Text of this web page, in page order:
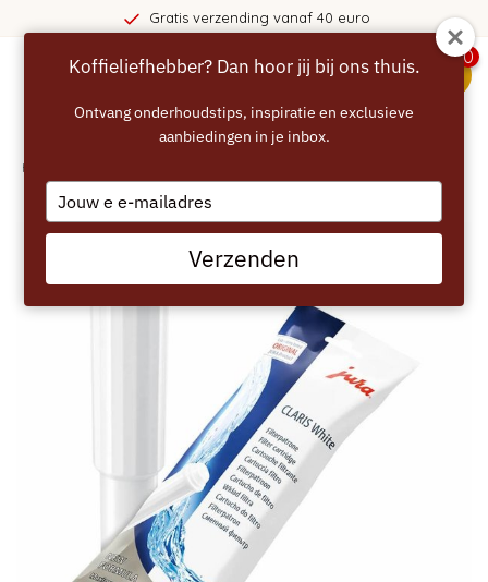
Gratis verzending vanaf 40 euro
0
Home
Koffieliefhebber? Dan hoor jij bij ons thuis.
Ontvang onderhoudstips, inspiratie en exclusieve
aanbiedingen in je inbox.
Type
your
email
Verzenden